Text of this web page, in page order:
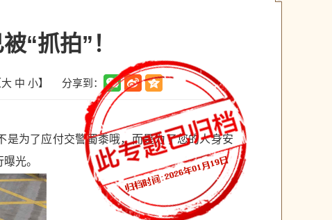
“抓拍”！
大 中 小】 分享到：
是为了应付交警蜀黍哦，而是为了您的人身安
光。